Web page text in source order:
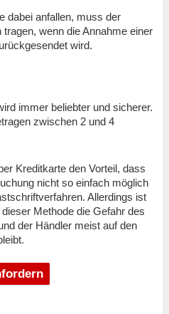
dabei anfallen, muss der
wenn die Annahme einer
wird.
immer beliebter und sicherer.
zwischen 2 und 4
Kreditkarte den Vorteil, dass
nicht so einfach möglich
Allerdings ist
Methode die Gefahr des
der Händler meist auf den